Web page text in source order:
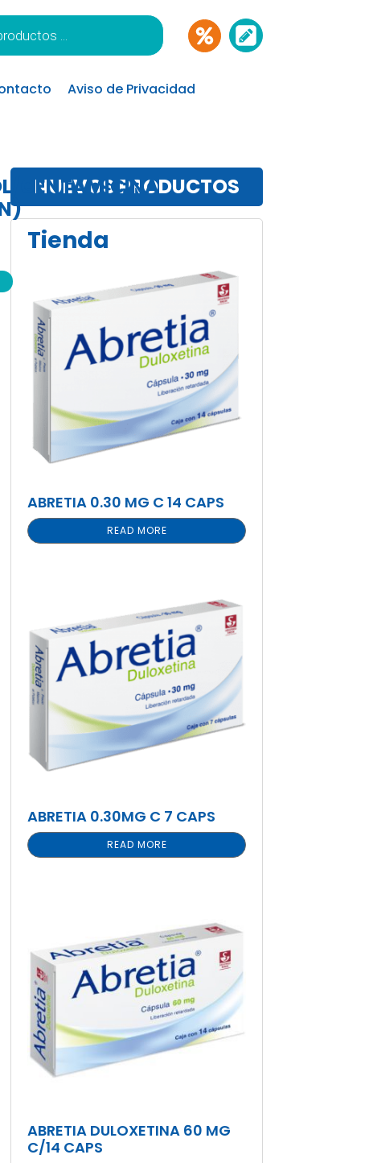
Aviso de Privacidad
GENTAMICINA
NUEVOS PRODUCTOS
Tienda
ABRETIA 0.30 MG C 14 CAPS
READ MORE
ABRETIA 0.30MG C 7 CAPS
READ MORE
ABRETIA DULOXETINA 60 MG
C/14 CAPS